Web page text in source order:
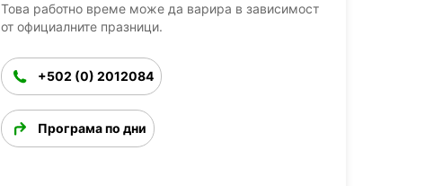
Това работно време може да варира в зависимост
от официалните празници.
+502 (0) 2012084
Програма по дни